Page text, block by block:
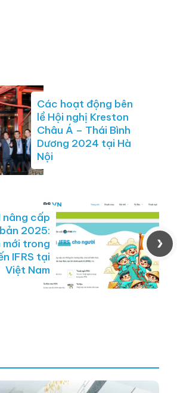
Các hoạt động bên
lề Hội nghị Kreston
Châu Á – Thái Bình
Dương 2024 tại Hà
Nội
nâng cấp
2025:
mới trong
IFRS tại
Việt Nam